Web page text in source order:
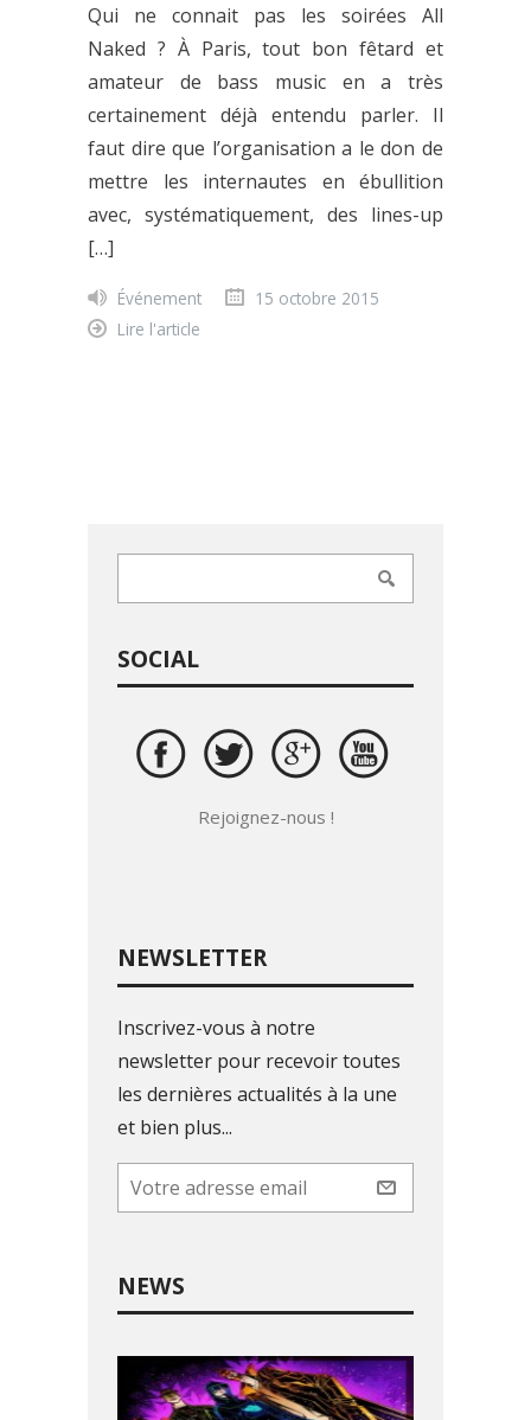
Qui ne connait pas les soirées All
Naked ? À Paris, tout bon fêtard et
amateur de bass music en a très
certainement déjà entendu parler. Il
faut dire que l’organisation a le don de
mettre les internautes en ébullition
avec, systématiquement, des lines-up
[…]
Événement
15 octobre 2015
Lire l'article
SOCIAL
Rejoignez-nous !
NEWSLETTER
Inscrivez-vous à notre
newsletter pour recevoir toutes
les dernières actualités à la une
et bien plus...
NEWS